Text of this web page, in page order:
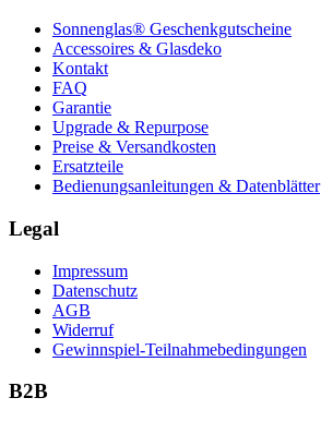
Sonnenglas® Geschenkgutscheine
Accessoires & Glasdeko
Kontakt
FAQ
Garantie
Upgrade & Repurpose
Preise & Versandkosten
Ersatzteile
Bedienungsanleitungen & Datenblätter
Legal
Impressum
Datenschutz
AGB
Widerruf
Gewinnspiel-Teilnahmebedingungen
B2B